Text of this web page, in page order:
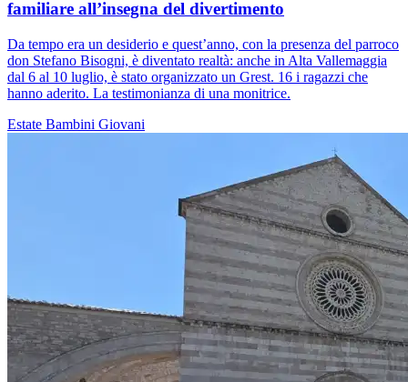
familiare all’insegna del divertimento
Da tempo era un desiderio e quest’anno, con la presenza del parroco
don Stefano Bisogni, è diventato realtà: anche in Alta Vallemaggia
dal 6 al 10 luglio, è stato organizzato un Grest. 16 i ragazzi che
hanno aderito. La testimonianza di una monitrice.
Estate Bambini Giovani